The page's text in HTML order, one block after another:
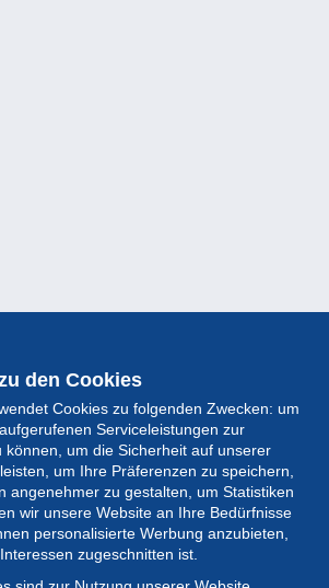
den Cookies
Cookies zu folgenden Zwecken: um
Serviceleistungen zur
können, um die Sicherheit auf unserer
um Ihre Präferenzen zu speichern,
angenehmer zu gestalten, um Statistiken
wir unsere Website an Ihre Bedürfnisse
personalisierte Werbung anzubieten,
zugeschnitten ist.